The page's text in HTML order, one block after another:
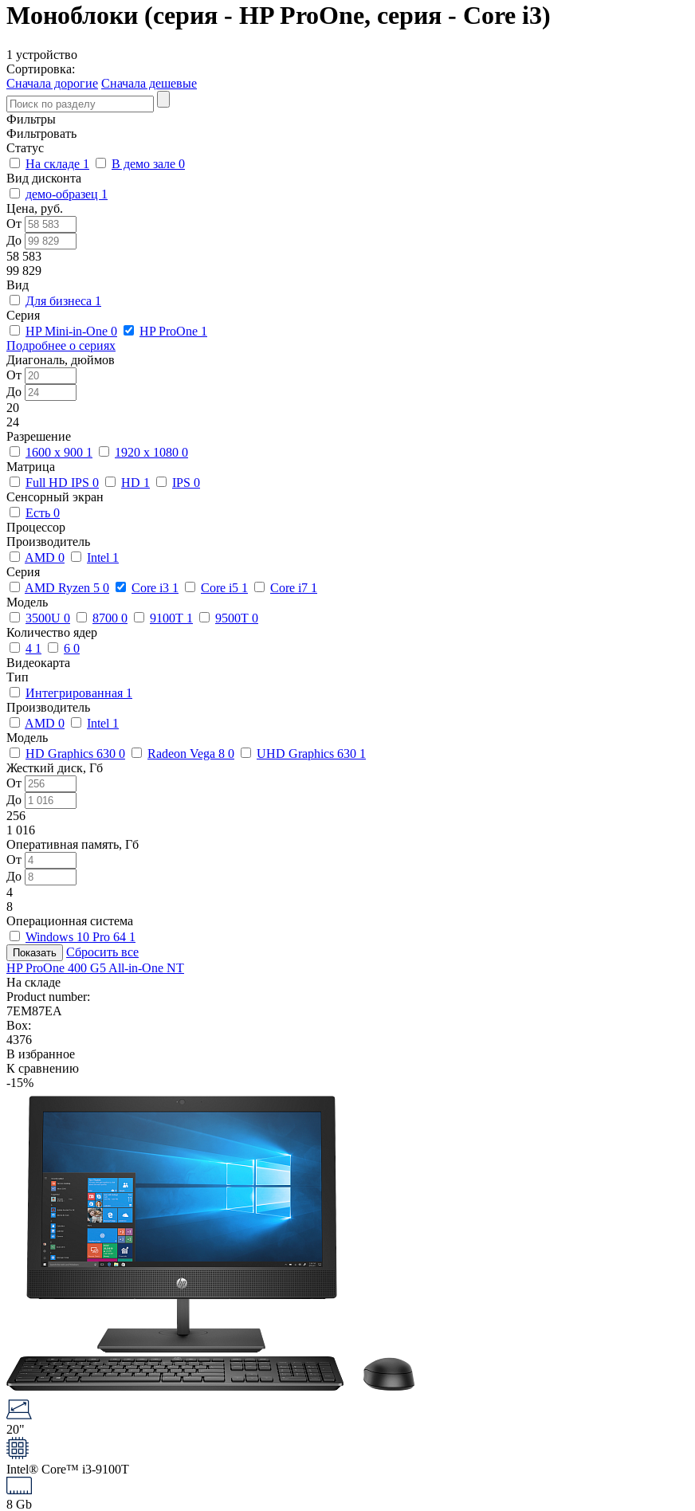
Моноблоки (серия - HP ProOne, серия - Core i3)
1 устройство
Сортировка:
Сначала дорогие Сначала дешевые
Фильтры
Фильтровать
Статус
На складе 1 В демо зале 0
Вид дисконта
демо-образец 1
Цена, руб.
От
До
58 583
99 829
Вид
Для бизнеса 1
Серия
HP Mini-in-One 0 HP ProOne 1
Подробнее о сериях
Диагональ, дюймов
От
До
20
24
Разрешение
1600 x 900 1 1920 x 1080 0
Матрица
Full HD IPS 0 HD 1 IPS 0
Сенсорный экран
Есть 0
Процессор
Производитель
AMD 0 Intel 1
Серия
AMD Ryzen 5 0 Core i3 1 Core i5 1 Core i7 1
Модель
3500U 0 8700 0 9100T 1 9500T 0
Количество ядер
4 1 6 0
Видеокарта
Тип
Интегрированная 1
Производитель
AMD 0 Intel 1
Модель
HD Graphics 630 0 Radeon Vega 8 0 UHD Graphics 630 1
Жесткий диск, Гб
От
До
256
1 016
Оперативная память, Гб
От
До
4
8
Операционная система
Windows 10 Pro 64 1
Сбросить все
HP ProOne 400 G5 All-in-One NT
На складе
Product number:
7EM87EA
Box:
4376
В избранное
К сравнению
-15%
20"
Intel® Core™ i3-9100T
8 Gb